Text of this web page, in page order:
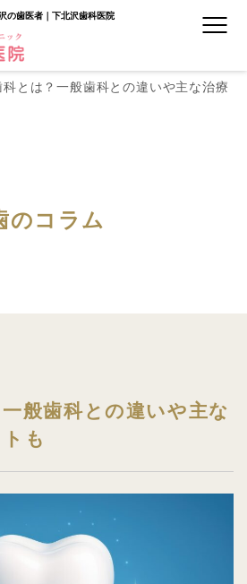
の歯医者｜下北沢歯科医院
科とは？一般歯科との違いや主な治療
のコラム
般歯科との違いや主な
も